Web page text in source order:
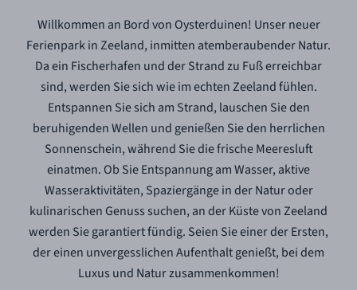
Willkommen an Bord von Oysterduinen! Unser neuer
Ferienpark in Zeeland, inmitten atemberaubender Natur.
Da ein Fischerhafen und der Strand zu Fuß erreichbar
sind, werden Sie sich wie im echten Zeeland fühlen.
Entspannen Sie sich am Strand, lauschen Sie den
beruhigenden Wellen und genießen Sie den herrlichen
Sonnenschein, während Sie die frische Meeresluft
einatmen. Ob Sie Entspannung am Wasser, aktive
Wasseraktivitäten, Spaziergänge in der Natur oder
kulinarischen Genuss suchen, an der Küste von Zeeland
werden Sie garantiert fündig. Seien Sie einer der Ersten,
der einen unvergesslichen Aufenthalt genießt, bei dem
Luxus und Natur zusammenkommen!